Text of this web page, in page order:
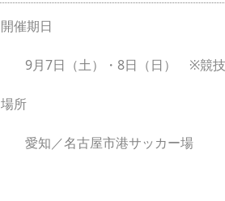
開催期日
9月7日（土）・8日（日） ※競
場所
愛知／名古屋市港サッカー場